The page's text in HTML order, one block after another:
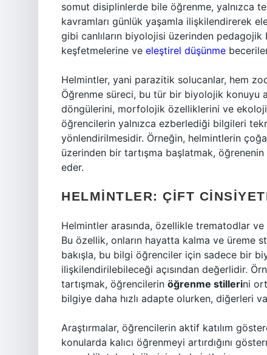
somut disiplinlerde bile öğrenme, yalnızca
kavramları günlük yaşamla ilişkilendirerek
gibi canlıların biyolojisi üzerinden
keşfetmelerine ve eleştirel düşünme
Helmintler, yani parazitik solucanlar, hem
Öğrenme süreci, bu tür bir biyolojik konuyu
döngülerini, morfolojik özelliklerini ve
öğrencilerin yalnızca ezberlediği bilgileri
yönlendirilmesidir. Örneğin, helmintlerin
üzerinden bir tartışma başlatmak,
eder.
HELMINTLER: ÇIFT
Helmintler arasında, özellikle trematodlar
Bu özellik, onların hayatta kalma ve üreme
bakışla, bu bilgi öğrenciler için sadece bir
ilişkilendirilebileceği açısından değerlidir.
tartışmak, öğrencilerin öğrenme stillerini
bilgiye daha hızlı adapte olurken, diğerleri
Araştırmalar, öğrencilerin aktif katılım
konularda kalıcı öğrenmeyi artırdığını